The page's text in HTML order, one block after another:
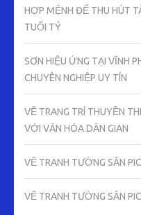
HỢP MỆNH ĐỂ THU HÚT
TUỔI TÝ
SƠN HIỆU ỨNG TẠI VĨNH
CHUYÊN NGHIỆP UY TÍN
VẼ TRANG TRÍ THUYỀN
VỚI VĂN HÓA DÂN GIAN
VẼ TRANH TƯỜNG SÂN
VẼ TRANH TƯỜNG SÂN